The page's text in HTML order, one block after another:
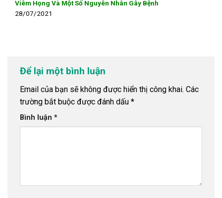
Viêm Họng Và Một Số Nguyên Nhân Gây Bệnh
28/07/2021
Để lại một bình luận
Email của bạn sẽ không được hiển thị công khai. Các
trường bắt buộc được đánh dấu *
Bình luận *